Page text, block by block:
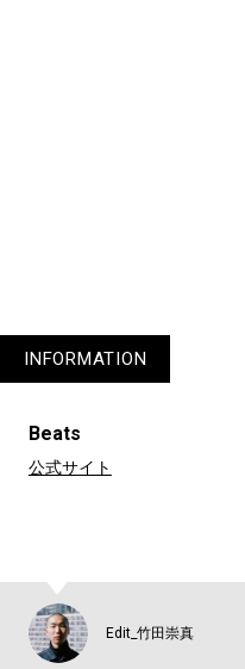
INFORMATION
Beats
公式サイト
Edit_竹田崇真